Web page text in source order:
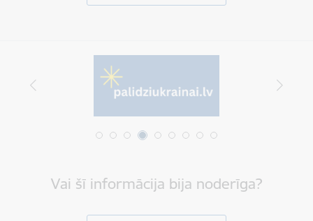
Vai šī informācija bija noderīga?